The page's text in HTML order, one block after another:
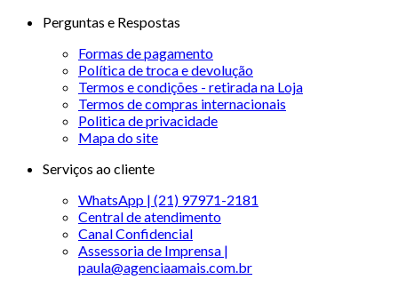
Perguntas e Respostas
Formas de pagamento
Política de troca e devolução
Termos e condições - retirada na Loja
Termos de compras internacionais
Politica de privacidade
Mapa do site
Serviços ao cliente
WhatsApp | (21) 97971-2181
Central de atendimento
Canal Confidencial
Assessoria de Imprensa |
paula@agenciaamais.com.br